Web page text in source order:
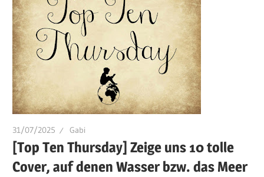
31/07/2025 Gabi
[Top Ten Thursday] Zeige uns 10 tolle
Cover, auf denen Wasser bzw. das Meer